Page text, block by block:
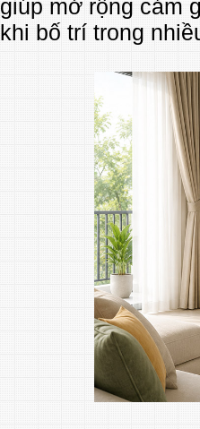
giúp mở rộng cảm
khi bố trí trong